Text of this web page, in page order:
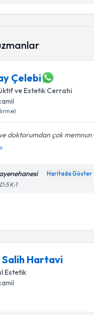
Çelebi
ve Estetik Cerrahi
doktorumdan çok memnun
Haritada Göster
K:1
Salih Hartavi
Estetik